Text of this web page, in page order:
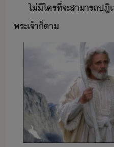
ไ่ีใคร​ที่จะ​สาารถ​ป
พระเจ้า​็ตา